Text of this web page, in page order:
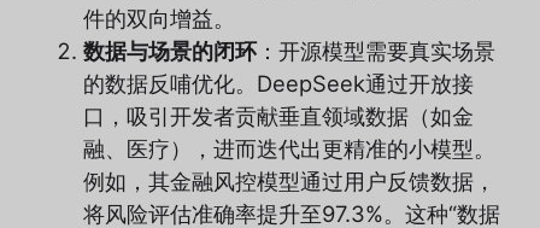
件的双向增益。
数据与场景的闭环：开源模型需要真实场景
的数据反哺优化。DeepSeek通过开放接
口，吸引开发者贡献垂直领域数据（如金
融、医疗），进而迭代出更精准的小模型。
例如，其金融风控模型通过用户反馈数据，
将风险评估准确率提升至97.3%。这种“数据